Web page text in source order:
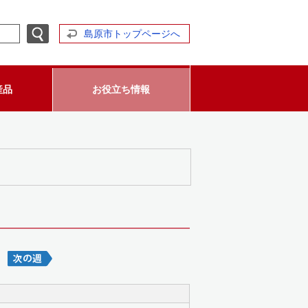
島原市トップページへ
品 お役立ち情報